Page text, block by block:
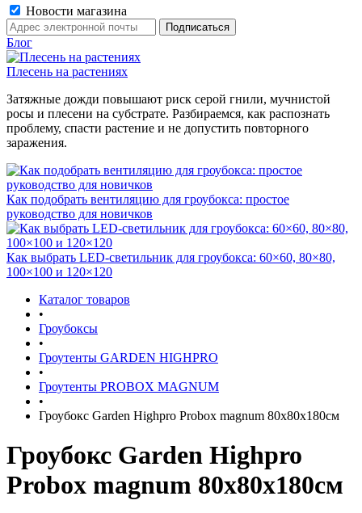
Новости магазина
Блог
Плесень на растениях
Затяжные дожди повышают риск серой гнили, мучнистой
росы и плесени на субстрате. Разбираемся, как распознать
проблему, спасти растение и не допустить повторного
заражения.
Как подобрать вентиляцию для гроубокса: простое
руководство для новичков
Как выбрать LED-светильник для гроубокса: 60×60, 80×80,
100×100 и 120×120
Каталог товаров
•
Гроубоксы
•
Гроутенты GARDEN HIGHPRO
•
Гроутенты PROBOX MAGNUM
•
Гроубокс Garden Highpro Probox magnum 80х80х180см
Гроубокс Garden Highpro
Probox magnum 80х80х180см